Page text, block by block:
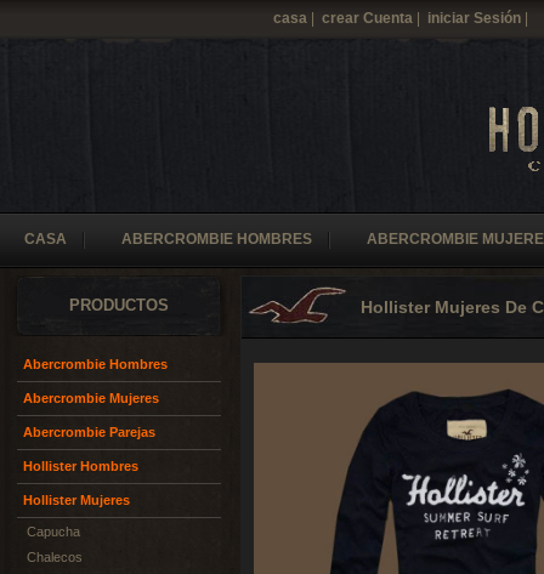
casa crear Cuenta iniciar Sesión
CASA ABERCROMBIE HOMBRES ABERCROMBIE
PRODUCTOS
Abercrombie Hombres
Abercrombie Mujeres
Abercrombie Parejas
Hollister Hombres
Hollister Mujeres
Capucha
Chalecos
Hollister Mujeres De